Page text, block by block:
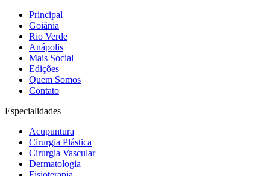
Principal
Goiânia
Rio Verde
Anápolis
Mais Social
Edições
Quem Somos
Contato
Especialidades
Acupuntura
Cirurgia Plástica
Cirurgia Vascular
Dermatologia